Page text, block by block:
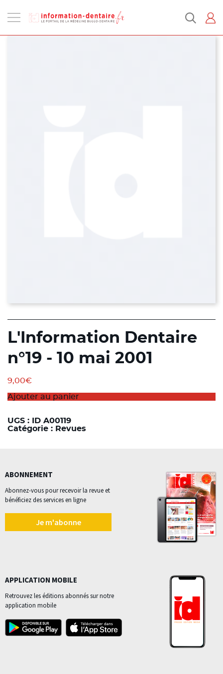
la
L'Information Dentaire
n°19 - 10 mai 2001
9,00€
Ajouter au panier
UGS :
ID A00119
Catégorie : Revues
ABONNEMENT
Abonnez-vous pour recevoir la revue et
bénéficiez des services en ligne
Je m'abonne
APPLICATION MOBILE
Retrouvez les éditions abonnés sur notre
application mobile